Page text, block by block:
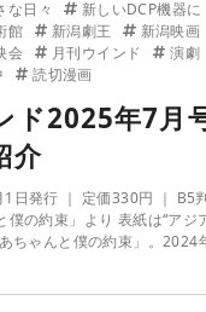
な日々
新しいDCP機器に
館 新潟劇王
新潟映画
会 月刊ウインド
演劇
読切漫画
ド2025年7月
介
日発行 ｜ 定価330円 ｜ B5
僕の約束」より 表紙は“アジ
ちゃんと僕の約束」。2024